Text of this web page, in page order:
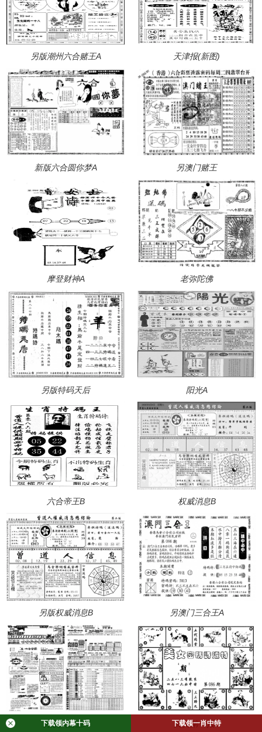
另版潮州六合赌王A 天津报(新图)
新版六合圆你梦A 另澳门赌王
摩登财神A 老弥陀佛
另版特码天后 阳光A
六合帝王B 权威消息B
另版权威消息B 另澳门三合王A
另版六合皇A 美女第一报B
下载领内幕十码 下载领一肖中特